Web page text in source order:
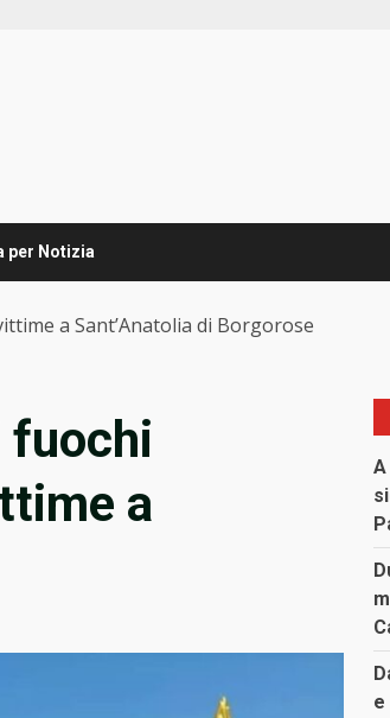
per Notizia
a Sant’Anatolia di Borgorose
fuochi
a
e